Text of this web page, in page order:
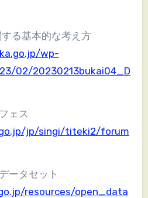
する基本的な考え方
wp-
02/20230213bukai04_D
ェス
jp/singi/titeki2/forum
ータセット
resources/open_data